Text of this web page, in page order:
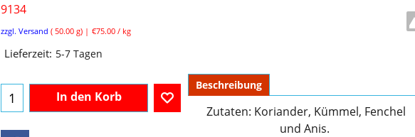
9134
€3.75
inkl. MwSt
zzgl. Versand
50.00g €75.00
In den Korb
Beschreibung
Zutaten: Koriander, Kümmel, Fenchel
und Anis.